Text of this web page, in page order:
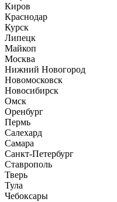
Киров
Краснодар
Курск
Липецк
Майкоп
Москва
Нижний Новогород
Новомосковск
Новосибирск
Омск
Оренбург
Пермь
Салехард
Самара
Санкт-Петербург
Ставрополь
Тверь
Тула
Чебоксары